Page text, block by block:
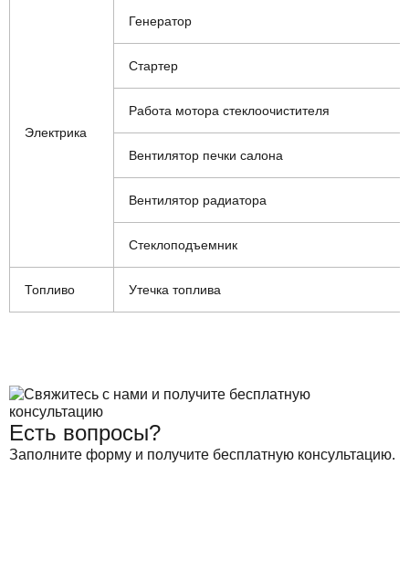
Электрика
Генератор
Стартер
Работа мотора стеклоочистителя
Вентилятор печки салона
Вентилятор радиатора
Стеклоподъемник
Топливо Утечка топлива
Есть вопросы?
Заполните форму и получите бесплатную консультацию.